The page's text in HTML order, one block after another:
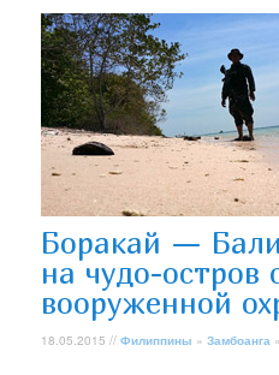
Боракай —
на чудо-остров
вооруженной
18.05.2015 //Филиппины »Замбоанга